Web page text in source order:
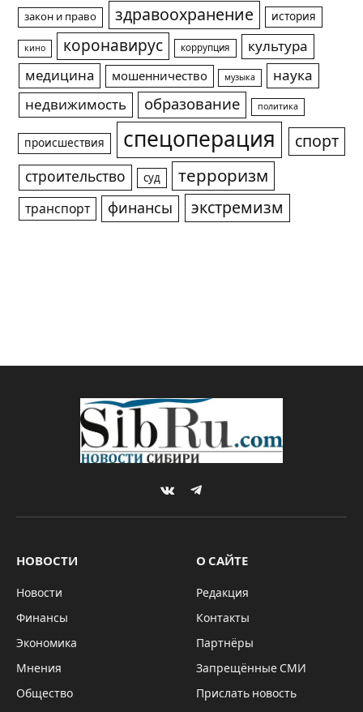
закон и право здравоохранение история
кино коронавирус коррупция
культура
медицина
мошенничество музыка
наука
недвижимость
образование политика
происшествия спецоперация спорт
строительство суд терроризм
транспорт финансы экстремизм
VKontakteTelegram
НОВОСТИ
Новости
Финансы
Экономика
Мнения
Общество
О САЙТЕ
Редакция
Контакты
Партнёры
Запрещённые СМИ
Прислать новость